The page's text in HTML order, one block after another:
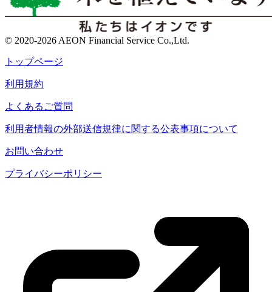
© 2020-2026 AEON Financial Service Co.,Ltd.
トップページ
利用規約
よくあるご質問
利用者情報の外部送信規律に関する公表事項について
お問い合わせ
プライバシーポリシー